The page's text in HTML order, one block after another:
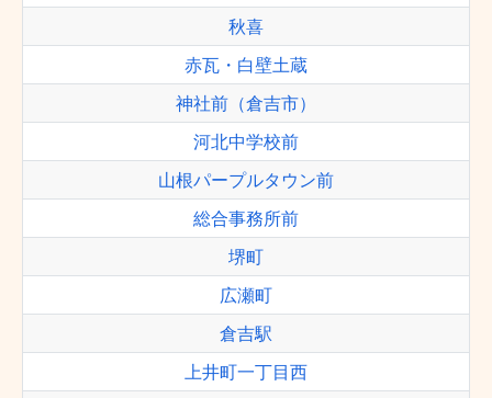
秋喜
赤瓦・白壁土蔵
神社前（倉吉市）
河北中学校前
山根パープルタウン前
総合事務所前
堺町
広瀬町
倉吉駅
上井町一丁目西